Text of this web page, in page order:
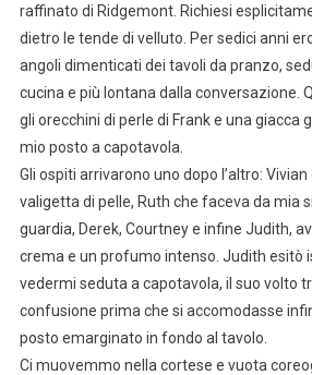
raffinato di Ridgemont. Richiesi
dietro le tende di velluto. Per sedici anni
angoli dimenticati dei tavoli da pranzo,
cucina e più lontana dalla conversazione.
gli orecchini di perle di Frank e una giacca
mio posto a capotavola.
Gli ospiti arrivarono uno dopo l’altro:
valigetta di pelle, Ruth che faceva da mia
guardia, Derek, Courtney e infine Judith,
crema e un profumo intenso. Judith esitò
vedermi seduta a capotavola, il suo volto
confusione prima che si accomodasse
posto emarginato in fondo al tavolo.
Ci muovemmo nella cortese e vuota